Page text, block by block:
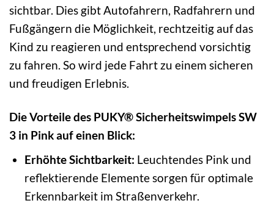
sichtbar. Dies gibt Autofahrern, Radfahrern und
Fußgängern die Möglichkeit, rechtzeitig auf das
Kind zu reagieren und entsprechend vorsichtig
zu fahren. So wird jede Fahrt zu einem sicheren
und freudigen Erlebnis.
Die Vorteile des PUKY® Sicherheitswimpels SW
3 in Pink auf einen Blick:
Erhöhte Sichtbarkeit: Leuchtendes Pink und
reflektierende Elemente sorgen für optimale
Erkennbarkeit im Straßenverkehr.